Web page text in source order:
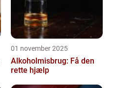
01 november 2025
Alkoholmisbrug: Få den
rette hjælp